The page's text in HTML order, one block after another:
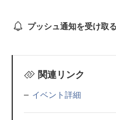
プッシュ通知を受け取る
関連リンク
イベント詳細